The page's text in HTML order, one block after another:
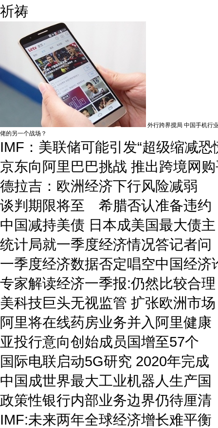
祈祷
外行跨界搅局 中国手机行
佬的另一个战场？
IMF：美联储可能引发“超级缩减恐
京东向阿里巴巴挑战 推出跨境网
德拉吉：欧洲经济下行风险减弱
谈判期限将至 希腊否认准备违约
中国减持美债 日本成美国最大债主
统计局就一季度经济情况答记者问
一季度经济数据否定唱空中国经济
专家解读经济一季报:仍然比较合理
美科技巨头无视监管 扩张欧洲市场
阿里将在线药房业务并入阿里健康
亚投行意向创始成员国增至57个
国际电联启动5G研究 2020年完成
中国成世界最大工业机器人生产国
政策性银行内部业务边界仍待厘清
IMF:未来两年全球经济增长难平衡